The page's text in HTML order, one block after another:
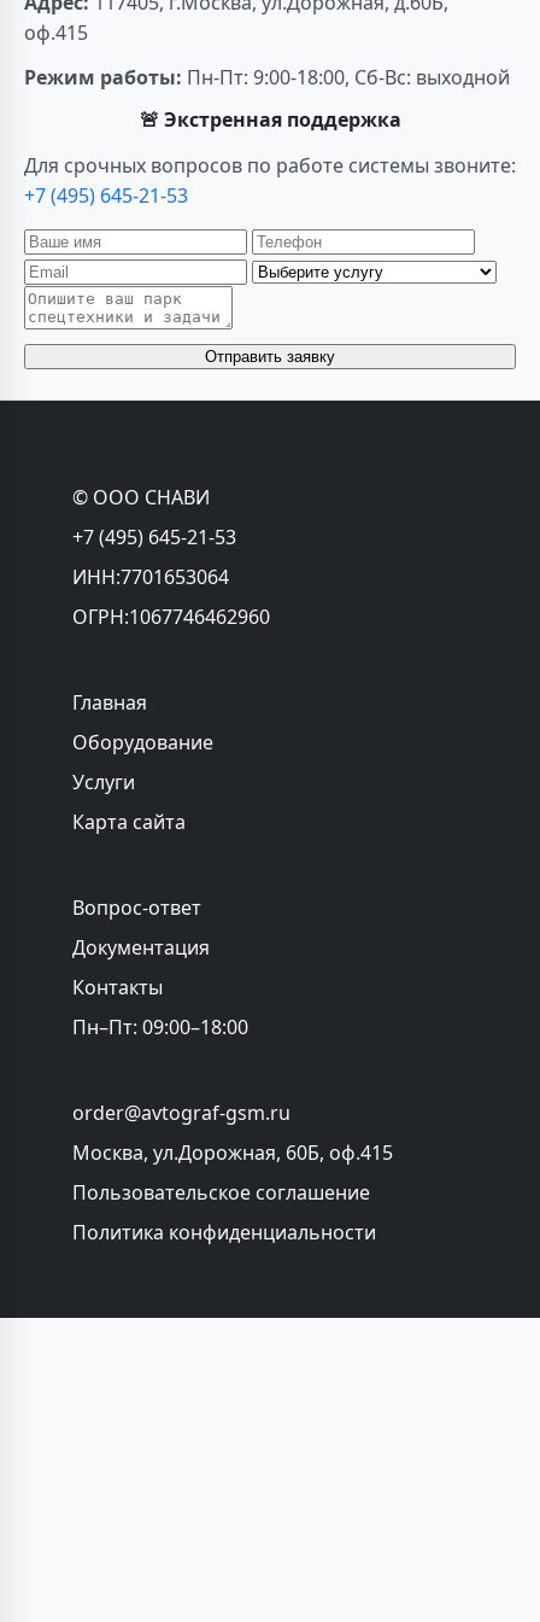
оф.415
Режим работы: Пн-Пт: 9:00-18:00, Сб-Вс: выходной
🚨 Экстренная поддержка
Для срочных вопросов по работе системы звоните:
+7 (495) 645-21-53
Отправить заявку
© ООО СНАВИ
+7 (495) 645-21-53
ИНН:7701653064
ОГРН:1067746462960
Главная
Оборудование
Услуги
Карта сайта
Вопрос-ответ
Документация
Контакты
Пн–Пт: 09:00–18:00
order@avtograf-gsm.ru
Москва, ул.Дорожная, 60Б, оф.415
Пользовательское соглашение
Политика конфиденциальности